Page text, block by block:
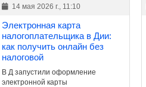
14 мая 2026 г., 11:10
Электронная карта
налогоплательщика в Дии:
как получить онлайн без
налоговой
В Д запустили оформление
электронной карты